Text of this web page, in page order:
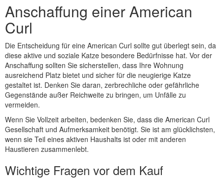
Anschaffung einer American
Curl
Die Entscheidung für eine American Curl sollte gut überlegt sein, da
diese aktive und soziale Katze besondere Bedürfnisse hat. Vor der
Anschaffung sollten Sie sicherstellen, dass Ihre Wohnung
ausreichend Platz bietet und sicher für die neugierige Katze
gestaltet ist. Denken Sie daran, zerbrechliche oder gefährliche
Gegenstände außer Reichweite zu bringen, um Unfälle zu
vermeiden.
Wenn Sie Vollzeit arbeiten, bedenken Sie, dass die American Curl
Gesellschaft und Aufmerksamkeit benötigt. Sie ist am glücklichsten,
wenn sie Teil eines aktiven Haushalts ist oder mit anderen
Haustieren zusammenlebt.
Wichtige Fragen vor dem Kauf